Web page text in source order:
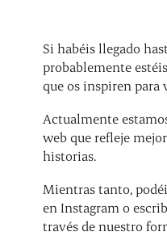
Si habéis llegado
probablemente
que os inspiren para
Actualmente
web que refleje
historias.
Mientras tanto,
en Instagram o
través de nuestro